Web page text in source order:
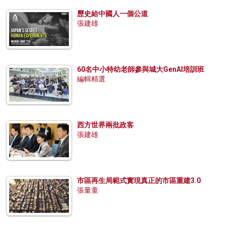
歷史給中國人一個公道
張建雄
60名中小特幼老師參與城大GenAI培訓班
編輯精選
西方世界兩批政客
張建雄
市區再生局範式實現真正的市區重建3.0
張量童